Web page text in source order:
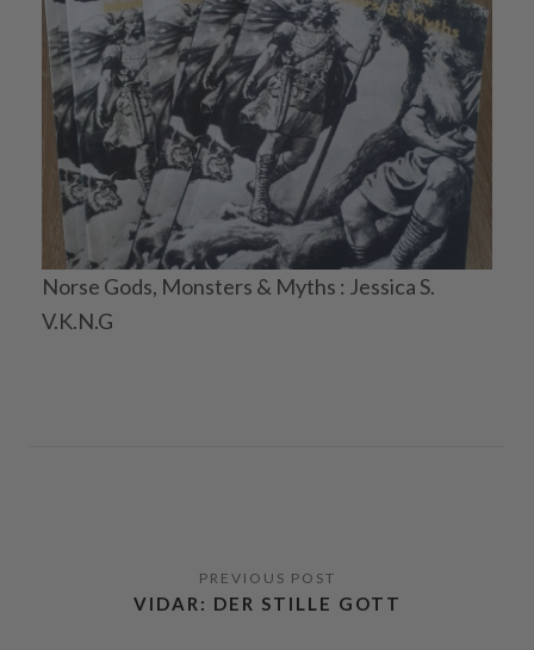
Norse Gods, Monsters & Myths : Jessica S.
V.K.N.G
VIDAR: DER STILLE GOTT